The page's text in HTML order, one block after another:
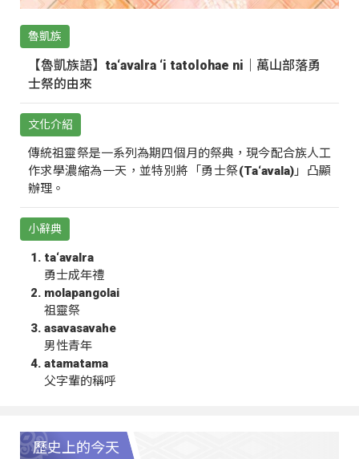
魯凱族
【魯凱族語】ta‘avalra ‘i tatolohae ni｜萬山部落勇
士祭的由來
文化介紹
傳統祖靈祭是一系列為期四個月的祭典，現今配合族人工
作求學濃縮為一天，並特別將「勇士祭(Ta‘avala)」凸顯
辦理。
小辭典
ta‘avalra
勇士成年禮
molapangolai
祖靈祭
asavasavahe
男性青年
atamatama
父字輩的稱呼
歷史上的今天